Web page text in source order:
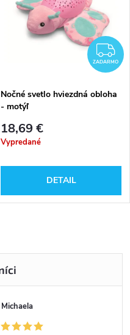
ZADARMO
Nočné svetlo hviezdná obloha
- motýľ
18,69 €
Vypredané
DETAIL
Michaela